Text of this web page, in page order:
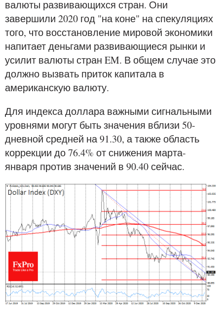
валюты развивающихся стран. Они
завершили 2020 год "на коне" на спекуляциях
того, что восстановление мировой экономики
напитает деньгами развивающиеся рынки и
усилит валюты стран EM. В общем случае это
должно вызвать приток капитала в
американскую валюту.
Для индекса доллара важными сигнальными
уровнями могут быть значения вблизи 50-
дневной средней на 91.30, а также область
коррекции до 76.4% от снижения марта-
января против значений в 90.40 сейчас.